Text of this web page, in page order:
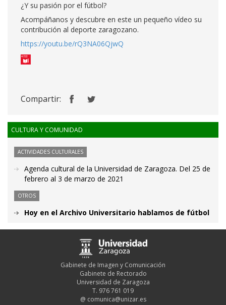
¿Y su pasión por el fútbol?
Acompáñanos y descubre en este un pequeño vídeo su
contribución al deporte zaragozano.
https://youtu.be/rQ3NA06QjwQ
Compartir:
CULTURA Y COMUNIDAD
ACTIVIDADES CULTURALES
Agenda cultural de la Universidad de Zaragoza. Del 25 de
febrero al 3 de marzo de 2021
OTROS
Hoy en el Archivo Universitario hablamos de fútbol
Gabinete de Imagen y Comunicación
Gabinete de Rectorado
Universidad de Zaragoza
T. 976 761 019
@ comunica@unizar.es